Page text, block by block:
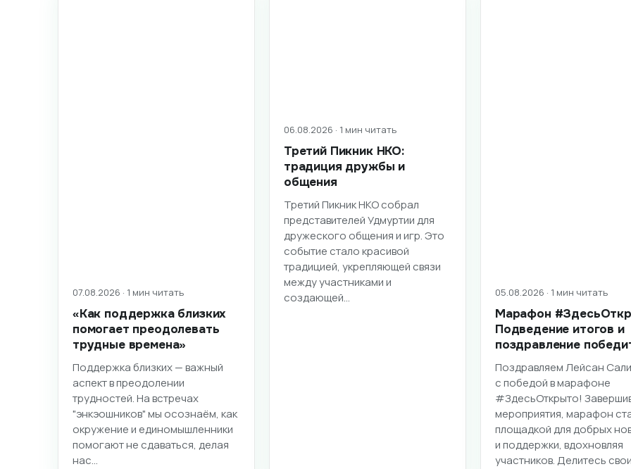
07.08.2026 · 1 мин читать
«Как поддержка близких
помогает преодолевать
трудные времена»
Поддержка близких — важный
аспект в преодолении
трудностей. На встречах
"энкэошников" мы осознаём, как
окружение и единомышленники
помогают не сдаваться, делая
нас…
06.08.2026 · 1 мин читать
Третий Пикник НКО:
традиция дружбы и
общения
Третий Пикник НКО собрал
представителей Удмуртии для
дружеского общения и игр. Это
событие стало красивой
традицией, укрепляющей связи
между участниками и
создающей…
05.08.2026 · 1 мин читать
Марафон
Подведение итогов и
поздравление
Поздравляем Лейсан
с победой в марафоне
#ЗдесьОткрыто!
мероприятия, марафон
площадкой для добрых
и поддержки, вдохновляя
участников. Делитесь